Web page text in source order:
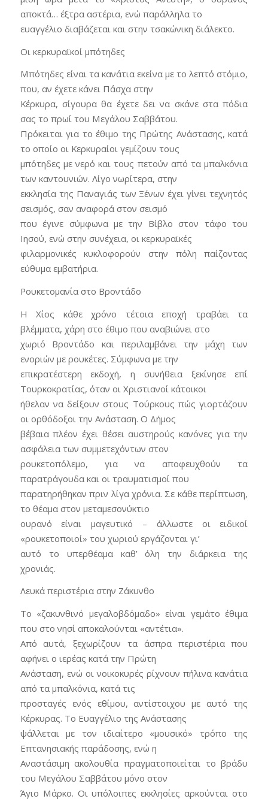
αποκτά… έξτρα αστέρια, ενώ παράλληλα το
ευαγγέλιο διαβάζεται και στην τσακώνικη διάλεκτο.
Οι κερκυραϊκοί μπότηδες
Μπότηδες είναι τα κανάτια εκείνα με το λεπτό στόμιο,
που, αν έχετε κάνει Πάσχα στην
Κέρκυρα, σίγουρα θα έχετε δει να σκάνε στα πόδια
σας το πρωί του Μεγάλου Σαββάτου.
Πρόκειται για το έθιμο της Πρώτης Ανάστασης, κατά
το οποίο οι Κερκυραίοι γεμίζουν τους
μπότηδες με νερό και τους πετούν από τα μπαλκόνια
των καντουνιών. Λίγο νωρίτερα, στην
εκκλησία της Παναγιάς των Ξένων έχει γίνει τεχνητός
σεισμός, σαν αναφορά στον σεισμό
που έγινε σύμφωνα με την Βίβλο στον τάφο του
Ιησού, ενώ στην συνέχεια, οι κερκυραϊκές
φιλαρμονικές κυκλοφορούν στην πόλη παίζοντας
εύθυμα εμβατήρια.
Ρουκετομανία στο Βροντάδο
Η Χίος κάθε χρόνο τέτοια εποχή τραβάει τα
βλέμματα, χάρη στο έθιμο που αναβιώνει στο
χωριό Βροντάδο και περιλαμβάνει την μάχη των
ενοριών με ρουκέτες. Σύμφωνα με την
επικρατέστερη εκδοχή, η συνήθεια ξεκίνησε επί
Τουρκοκρατίας, όταν οι Χριστιανοί κάτοικοι
ήθελαν να δείξουν στους Τούρκους πώς γιορτάζουν
οι ορθόδοξοι την Ανάσταση. Ο Δήμος
βέβαια πλέον έχει θέσει αυστηρούς κανόνες για την
ασφάλεια των συμμετεχόντων στον
ρουκετοπόλεμο, για να αποφευχθούν τα
παρατράγουδα και οι τραυματισμοί που
παρατηρήθηκαν πριν λίγα χρόνια. Σε κάθε περίπτωση,
το θέαμα στον μεταμεσονύκτιο
ουρανό είναι μαγευτικό – άλλωστε οι ειδικοί
«ρουκετοποιοί» του χωριού εργάζονται γι’
αυτό το υπερθέαμα καθ’ όλη την διάρκεια της
χρονιάς.
Λευκά περιστέρια στην Ζάκυνθο
Το «ζακυνθινό μεγαλοβδόμαδο» είναι γεμάτο έθιμα
που στο νησί αποκαλούνται «αντέτια».
Από αυτά, ξεχωρίζουν τα άσπρα περιστέρια που
αφήνει ο ιερέας κατά την Πρώτη
Ανάσταση, ενώ οι νοικοκυρές ρίχνουν πήλινα κανάτια
από τα μπαλκόνια, κατά τις
προσταγές ενός εθίμου, αντίστοιχου με αυτό της
Κέρκυρας. Το Ευαγγέλιο της Ανάστασης
ψάλλεται με τον ιδιαίτερο «μουσικό» τρόπο της
Επτανησιακής παράδοσης, ενώ η
Αναστάσιμη ακολουθία πραγματοποιείται το βράδυ
του Μεγάλου Σαββάτου μόνο στον
Άγιο Μάρκο. Οι υπόλοιπες εκκλησίες αρκούνται στο